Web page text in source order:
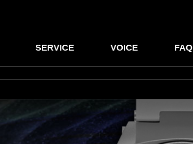
SERVICE VOICE FAQ